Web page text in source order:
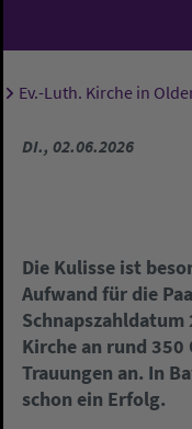
Sie sind hier:
Ev.-Luth. Kirche in
DI., 02.06.2026
Die Kulisse ist
Aufwand für die
Kirche an rund
Trauungen an. In
schon ein Erfolg.